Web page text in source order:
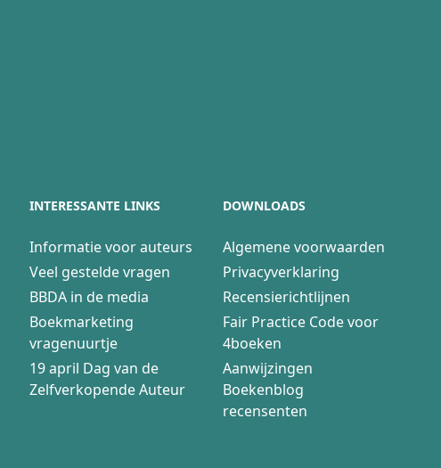
INTERESSANTE LINKS
Informatie voor auteurs
Veel gestelde vragen
BBDA in de media
Boekmarketing
vragenuurtje
19 april Dag van de
Zelfverkopende Auteur
DOWNLOADS
Algemene voorwaarden
Privacyverklaring
Recensierichtlijnen
Fair Practice Code voor
4boeken
Aanwijzingen
Boekenblog
recensenten